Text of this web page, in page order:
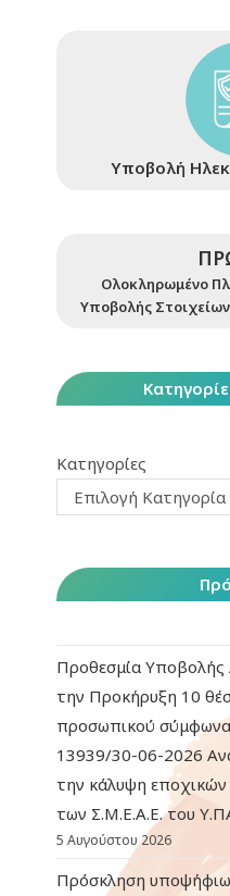
Υποβολή
Ολοκληρωμένο
Υποβολής
Κατηγορίες
Επιλογή Κατηγορία
Προθεσμία Υποβολής
την Προκήρυξη 10
προσωπικού σύμφωνα
13939/30-06-2026
την κάλυψη
των Σ.Μ.Ε.Α.Ε. του
5 Αυγούστου 2026
Πρόσκληση